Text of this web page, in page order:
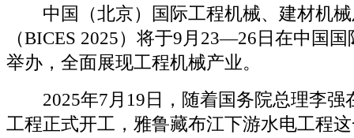
中国（北京）国际工程机械、建材机械
（BICES 2025）将于9月23—26日在中国
举办，全面展现工程机械产业。
2025年7月19日，随着国务院总理李强
工程正式开工，雅鲁藏布江下游水电工程